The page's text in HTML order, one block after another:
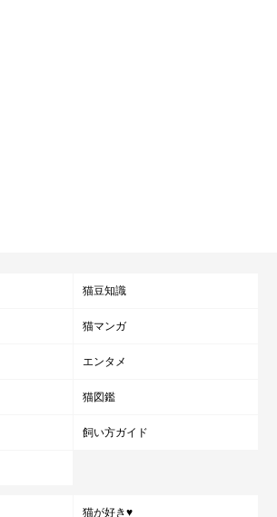
猫豆知識
猫マンガ
エンタメ
猫図鑑
飼い方ガイド
猫が好き♥